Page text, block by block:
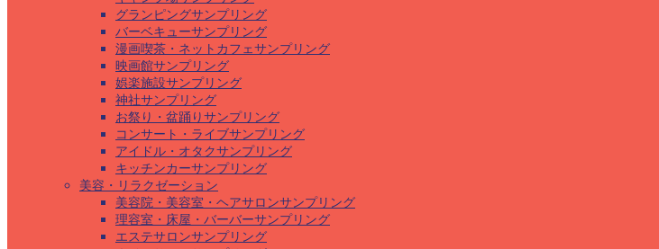
グランピングサンプリング
バーベキューサンプリング
漫画喫茶・ネットカフェサンプリング
映画館サンプリング
娯楽施設サンプリング
神社サンプリング
お祭り・盆踊りサンプリング
コンサート・ライブサンプリング
アイドル・オタクサンプリング
キッチンカーサンプリング
美容・リラクゼーション
美容院・美容室・ヘアサロンサンプリング
理容室・床屋・バーバーサンプリング
エステサロンサンプリング